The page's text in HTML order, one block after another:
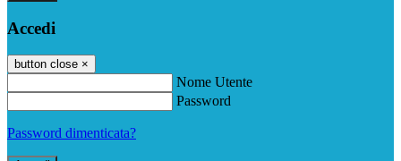
Accedi
button close ×
Nome Utente
Password
Password dimenticata?